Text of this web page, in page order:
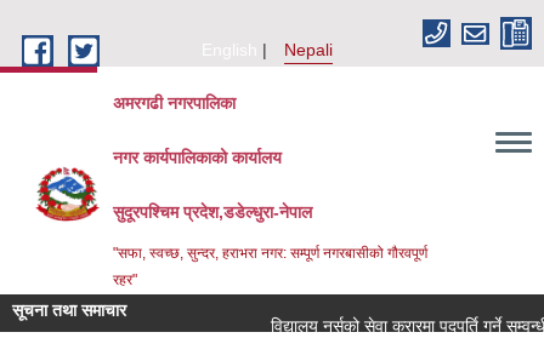
English
Nepali
अमरगढी नगरपालिका
नगर कार्यपालिकाको कार्यालय
सुदूरपश्चिम प्रदेश,डडेल्धुरा-नेपाल
"सफा, स्वच्छ, सुन्दर, हराभरा नगर: सम्पूर्ण नगरबासीको गौरवपूर्ण
रहर"
सूचना तथा समाचार
विद्यालय नर्सको सेवा करारमा पदपूर्ति गर्ने